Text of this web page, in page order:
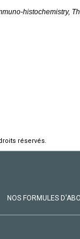
histochemistry,
réservés.
NOS FORMULES